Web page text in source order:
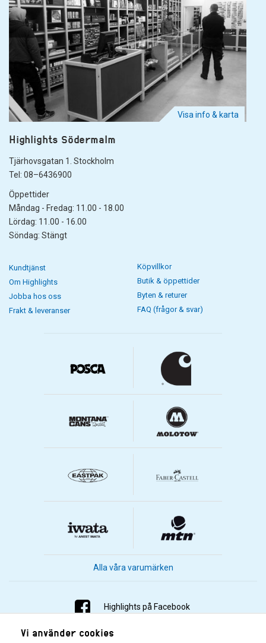
Visa info & karta
Highlights Södermalm
Tjärhovsgatan 1. Stockholm
Tel: 08–6436900
Öppettider
Måndag - Fredag: 11.00 - 18.00
Lördag: 11.00 - 16.00
Söndag: Stängt
Kundtjänst
Om Highlights
Jobba hos oss
Frakt & leveranser
Köpvillkor
Butik & öppettider
Byten & returer
FAQ (frågor & svar)
Alla våra varumärken
Highlights på Facebook
Highlights på Instagram
Vi använder cookies